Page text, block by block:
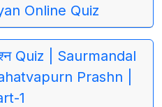
Online Quiz
Quiz | Saurmandal
Prashn |
1